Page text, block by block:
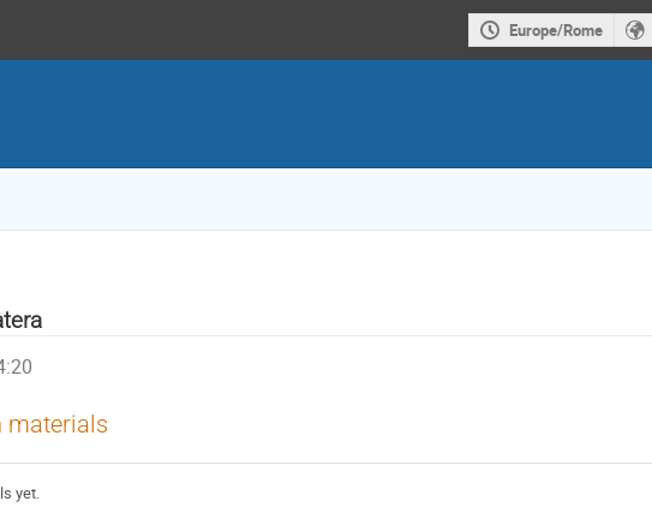
Europe/Rome
materials
yet.